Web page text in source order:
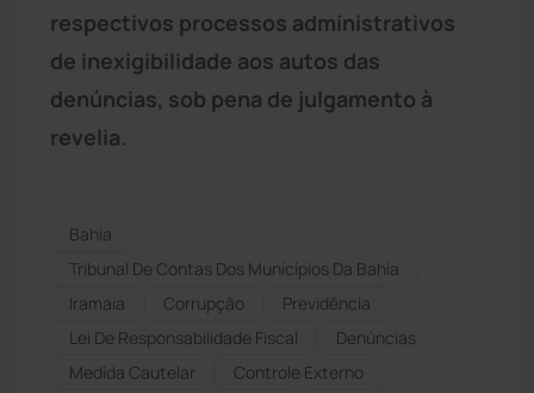
respectivos processos administrativos
de inexigibilidade aos autos das
denúncias, sob pena de julgamento à
revelia.
Bahia
Tribunal De Contas Dos Municípios Da Bahia
Iramaia
Corrupção
Previdência
Lei De Responsabilidade Fiscal
Denúncias
Medida Cautelar
Controle Externo